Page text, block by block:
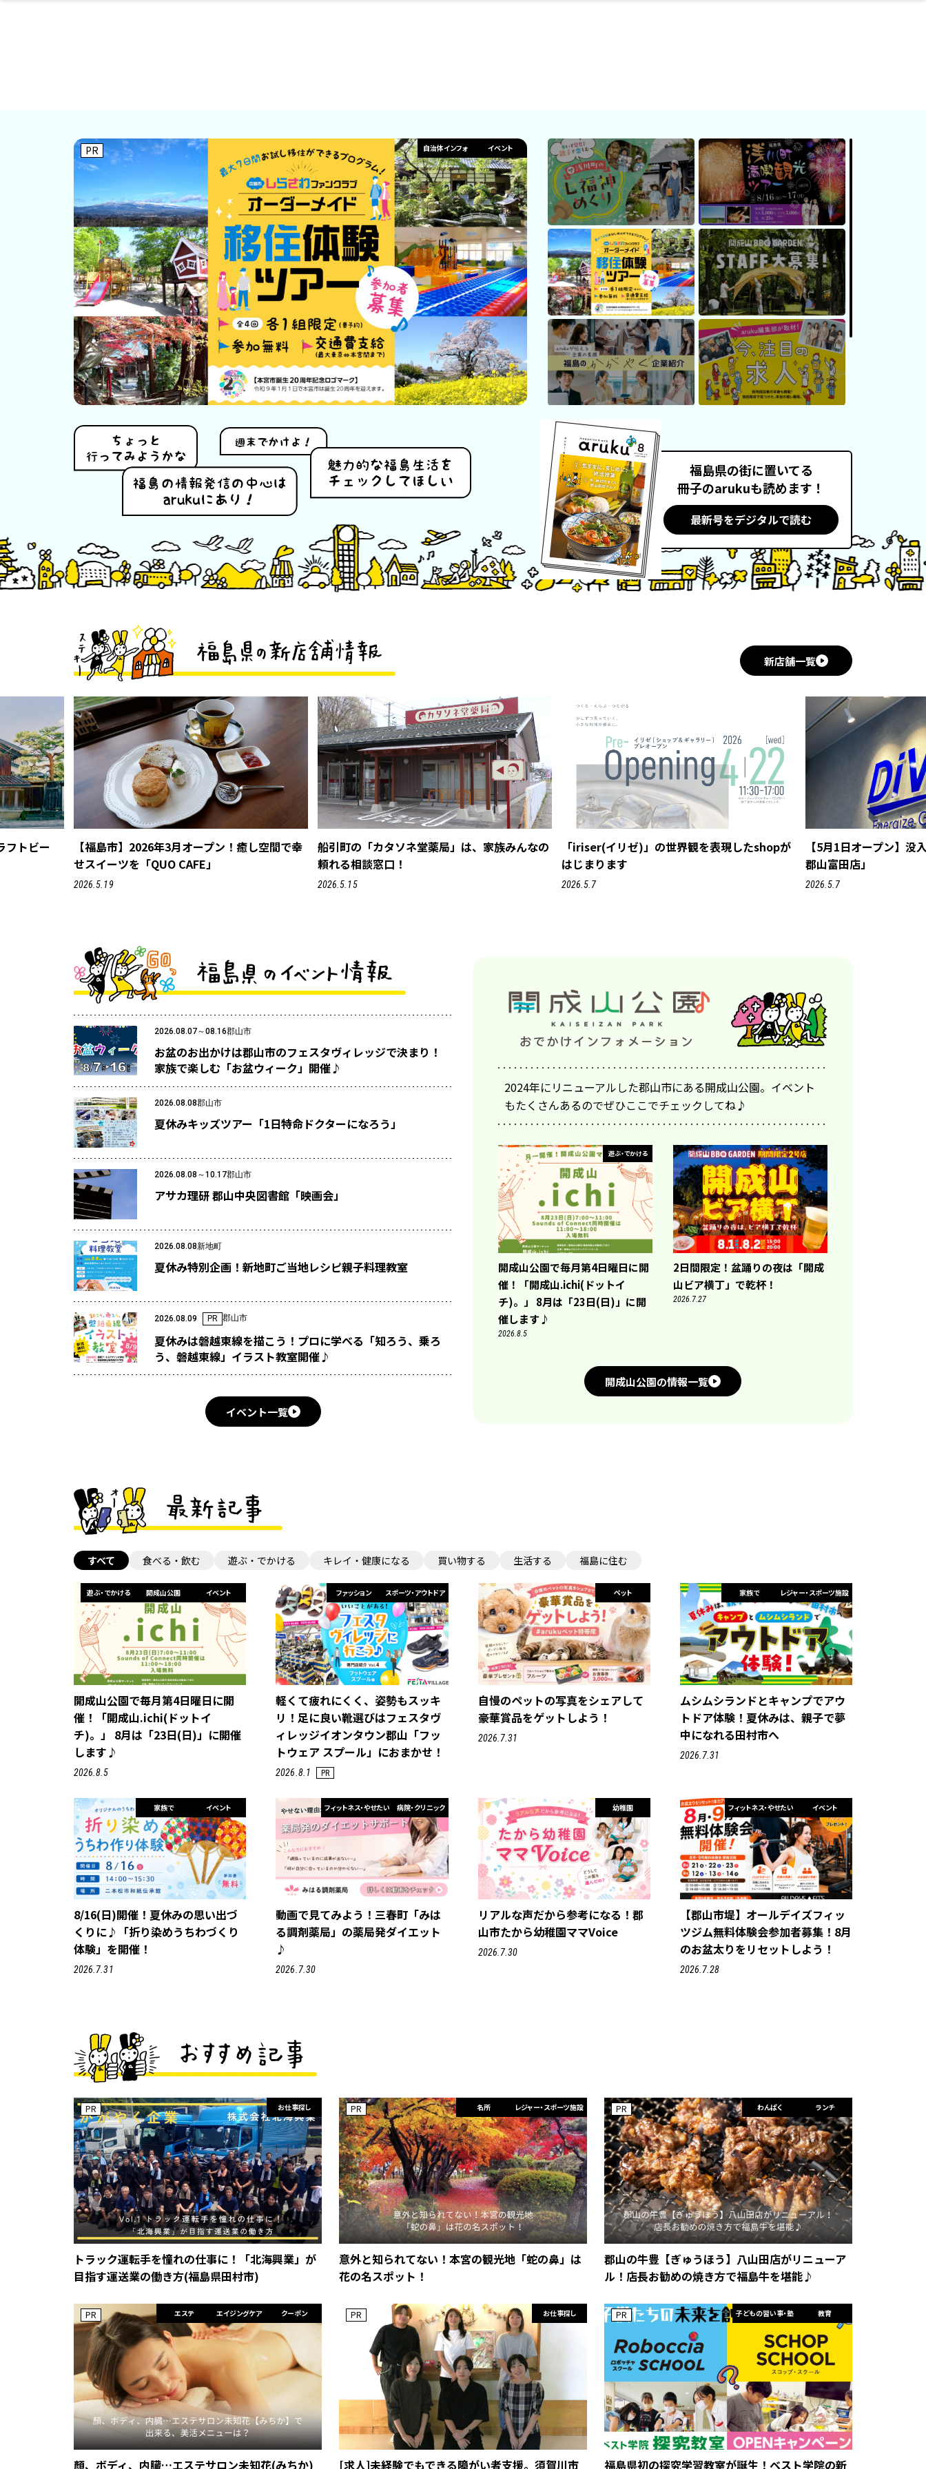
パン アジア・エスニッ
ク
テイクアウト ランチ その他
レジャー・スポー
ツ施設
非日常 イベントレポート その他
脱毛 温活・サウナ 歯列矯正・審美歯
科
その他
その他
幼稚園 教育 ライフイベント その他
自治体インフォ イベント
PR
福島県の街に置いてる
冊子のarukuも読めます！
最新号をデジタルで読む
トビー
【福島市】2026年3月オープン！癒し空間で幸
せスイーツを「QUO CAFE」
2026.5.19
船引町の「カタソネ堂薬局」は、家族みんなの
頼れる相談窓口！
2026.5.15
「iriser(イリゼ)」の世界観を表現したshopが
はじまります
2026.5.7
【5月1日オープン】没
郡山富田店」
2026.5.7
新店舗一覧
2026.08.07～08.16郡山市
お盆のお出かけは郡山市のフェスタヴィレッジで決まり！
家族で楽しむ「お盆ウィーク」開催♪
2026.08.08郡山市
夏休みキッズツアー「1日特命ドクターになろう」
2026.08.08～10.17郡山市
アサカ理研 郡山中央図書館「映画会」
2026.08.08新地町
夏休み特別企画！新地町ご当地レシピ親子料理教室
2026.08.09 PR 郡山市
夏休みは磐越東線を描こう！プロに学べる「知ろう、乗ろ
う、磐越東線」イラスト教室開催♪
イベント一覧
2024年にリニューアルした郡山市にある開成山公園。イベント
もたくさんあるのでぜひここでチェックしてね♪
遊ぶ・でかける
開成山公園で毎月第4日曜日に開
催！「開成山.ichi(ドットイ
チ)。」 8月は「23日(日)」に開
催します♪
2026.8.5
2日間限定！盆踊りの夜は「開成
山ビア横丁」で乾杯！
2026.7.27
開成山公園の情報一覧
すべて 食べる・飲む 遊ぶ・でかける キレイ・健康になる 買い物する 生活する 福島に住む
遊ぶ・でかける 開成山公園 イベント
開成山公園で毎月第4日曜日に開
催！「開成山.ichi(ドットイ
チ)。」 8月は「23日(日)」に開催
します♪
2026.8.5
ファッション スポーツ・アウトドア
軽くて疲れにくく、姿勢もスッキ
リ！足に良い靴選びはフェスタヴ
ィレッジイオンタウン郡山「フッ
トウェア スプール」におまかせ！
2026.8.1 PR
ペット
自慢のペットの写真をシェアして
豪華賞品をゲットしよう！
2026.7.31
家族で レジャー・スポーツ施設
ムシムシランドとキャンプでアウ
トドア体験！夏休みは、親子で夢
中になれる田村市へ
2026.7.31
家族で イベント
8/16(日)開催！夏休みの思い出づ
くりに♪「折り染めうちわづくり
体験」を開催！
2026.7.31
フィットネス・やせたい 病院・クリニック
動画で見てみよう！三春町「みは
る調剤薬局」の薬局発ダイエット
♪
2026.7.30
幼稚園
リアルな声だから参考になる！郡
山市たから幼稚園ママVoice
2026.7.30
フィットネス・やせたい イベント
【郡山市堤】オールデイズフィッ
ツジム無料体験会参加者募集！8月
のお盆太りをリセットしよう！
2026.7.28
お仕事探し
PR
トラック運転手を憧れの仕事に！「北海興業」が
目指す運送業の働き方(福島県田村市)
名所 レジャー・スポーツ施設
PR
意外と知られてない！本宮の観光地「蛇の鼻」は
花の名スポット！
わんぱく ランチ
PR
郡山の牛豊【ぎゅうほう】八山田店がリニューア
ル！店長お勧めの焼き方で福島牛を堪能♪
エステ エイジングケア クーポン
PR
顏、ボディ、内臓…エステサロン未知花(みちか)
お仕事探し
PR
[求人]未経験でもできる障がい者支援。須賀川市
子どもの習い事・塾 教育
PR
福島県初の探究学習教室が誕生！ベスト学院の新